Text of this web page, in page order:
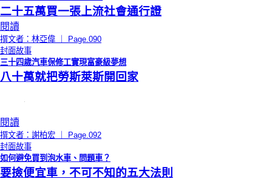
二十五萬買一張上流社會通行證
閱讀
撰文者：林亞偉 ｜ Page.090
封面故事
三十四歲汽車保修工實現富豪級夢想
八十萬就把勞斯萊斯開回家
閱讀
撰文者：謝柏宏 ｜ Page.092
封面故事
如何避免買到泡水車、問題車？
要撿便宜車，不可不知的五大法則